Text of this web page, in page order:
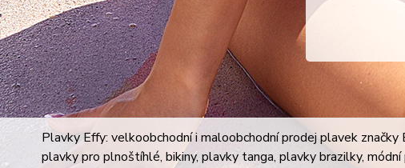
Plavky Effy: velkoobchodní i maloobchodní prodej plavek
plavky pro plnoštíhlé, bikiny, plavky tanga, plavky brazilky,